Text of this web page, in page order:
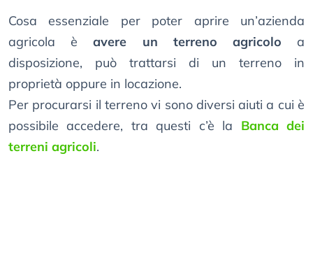
Cosa essenziale per poter aprire un’azienda
agricola èavere un terreno agricolo a
disposizione, può trattarsi di un terreno in
proprietà oppure in locazione.
Per procurarsi il terreno vi sono diversi aiuti a cui è
possibile accedere, tra questi c’è la Banca dei
terreni agricoli.